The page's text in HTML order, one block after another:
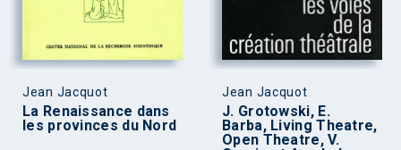
Jean Jacquot
La Renaissance dans
les provinces du Nord
Jean Jacquot
J. Grotowski, E.
Barba, Living Theatre,
Open Theatre, V.